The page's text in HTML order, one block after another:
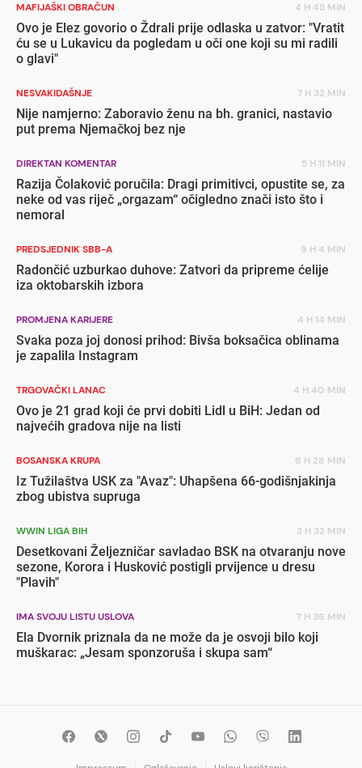
MAFIJAŠKI OBRAČUN 4 H 45 MIN
Ovo je Elez govorio o Ždrali prije odlaska u zatvor: "Vratit
ću se u Lukavicu da pogledam u oči one koji su mi radili
o glavi"
NESVAKIDAŠNJE 7 H 32 MIN
Nije namjerno: Zaboravio ženu na bh. granici, nastavio
put prema Njemačkoj bez nje
DIREKTAN KOMENTAR 5 H 11 MIN
Razija Čolaković poručila: Dragi primitivci, opustite se, za
neke od vas riječ „orgazam“ očigledno znači isto što i
nemoral
PREDSJEDNIK SBB-A 9 H 4 MIN
Radončić uzburkao duhove: Zatvori da pripreme ćelije
iza oktobarskih izbora
PROMJENA KARIJERE 4 H 14 MIN
Svaka poza joj donosi prihod: Bivša boksačica oblinama
je zapalila Instagram
TRGOVAČKI LANAC 4 H 40 MIN
Ovo je 21 grad koji će prvi dobiti Lidl u BiH: Jedan od
najvećih gradova nije na listi
BOSANSKA KRUPA 6 H 28 MIN
Iz Tužilaštva USK za "Avaz": Uhapšena 66-godišnjakinja
zbog ubistva supruga
WWIN LIGA BIH 3 H 32 MIN
Desetkovani Željezničar savladao BSK na otvaranju nove
sezone, Korora i Husković postigli prvijence u dresu
"Plavih"
IMA SVOJU LISTU USLOVA 7 H 36 MIN
Ela Dvornik priznala da ne može da je osvoji bilo koji
muškarac: „Jesam sponzoruša i skupa sam“